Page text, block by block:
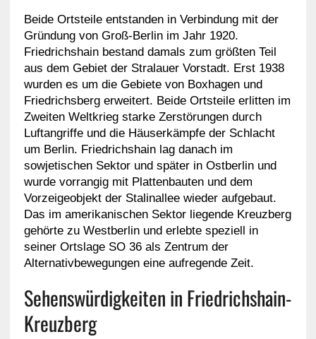
Beide Ortsteile entstanden in Verbindung mit der
Gründung von Groß-Berlin im Jahr 1920.
Friedrichshain bestand damals zum größten Teil
aus dem Gebiet der Stralauer Vorstadt. Erst 1938
wurden es um die Gebiete von Boxhagen und
Friedrichsberg erweitert. Beide Ortsteile erlitten im
Zweiten Weltkrieg starke Zerstörungen durch
Luftangriffe und die Häuserkämpfe der Schlacht
um Berlin. Friedrichshain lag danach im
sowjetischen Sektor und später in Ostberlin und
wurde vorrangig mit Plattenbauten und dem
Vorzeigeobjekt der Stalinallee wieder aufgebaut.
Das im amerikanischen Sektor liegende Kreuzberg
gehörte zu Westberlin und erlebte speziell in
seiner Ortslage SO 36 als Zentrum der
Alternativbewegungen eine aufregende Zeit.
Sehenswürdigkeiten in Friedrichshain-
Kreuzberg